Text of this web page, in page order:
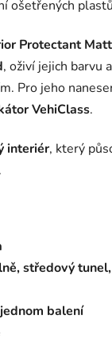
ošetřených
Protectant Matt
, oživí jejich barvu a
Pro jeho
VehiClass.
interiér, který
středový tunel,
balení